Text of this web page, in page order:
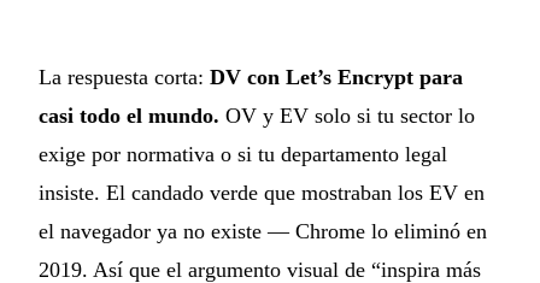
La respuesta corta: DV con Let’s Encrypt para
casi todo el mundo. OV y EV solo si tu sector lo
exige por normativa o si tu departamento legal
insiste. El candado verde que mostraban los EV en
el navegador ya no existe — Chrome lo eliminó en
2019. Así que el argumento visual de “inspira más